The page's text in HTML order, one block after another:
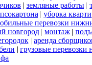
| земляные работы |
| уборка
перевозки
новгород | монтаж |
| аренда
| грузовые